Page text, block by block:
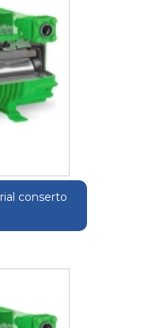
conserto